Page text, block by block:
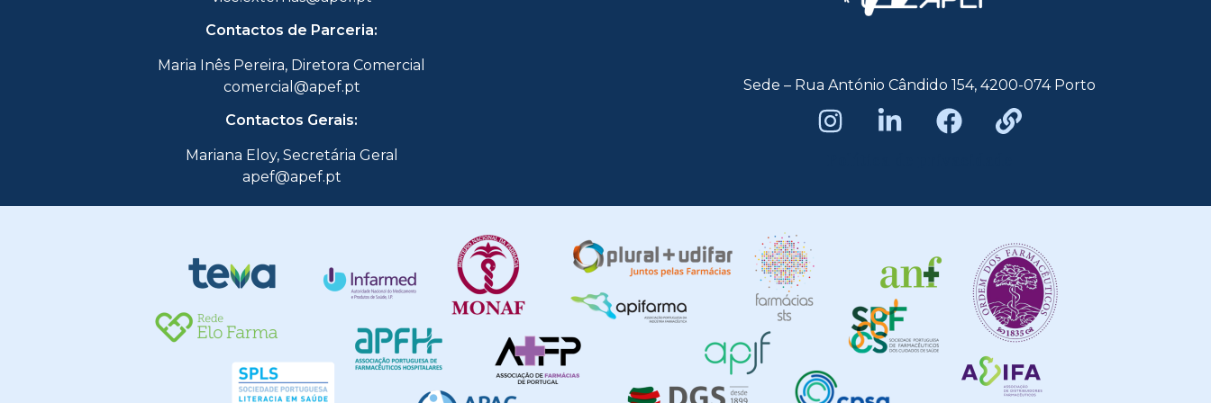
Contactos de Parceria:
Maria Inês Pereira, Diretora Comercial
comercial@apef.pt
Contactos Gerais:
Mariana Eloy, Secretária Geral
apef@apef.pt
Sede – Rua António Cândido 154, 4200-074 Porto